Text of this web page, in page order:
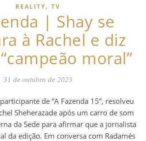
REALITY, TV
| Shay se
à Rachel e diz
moral”
31 de outubro de 2023
Sheherazade após um carro de som
da Sede para afirmar que a jornalista
da edição. Em conversa com Radamés